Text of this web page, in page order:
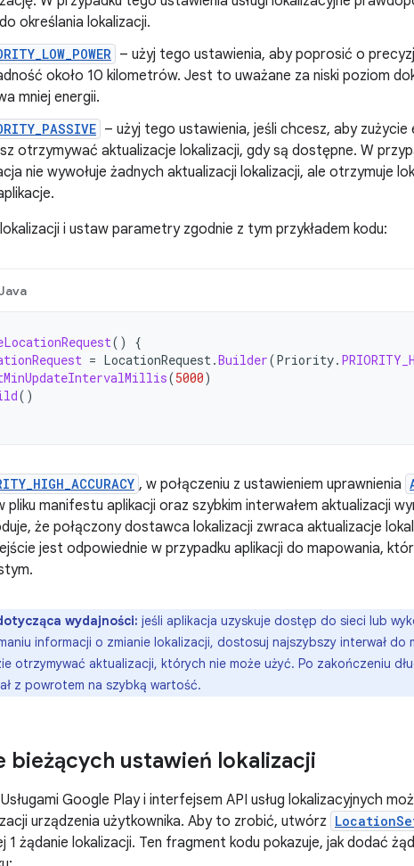
określania lokalizacji.
– użyj tego ustawienia, aby poprosić o
około 10 kilometrów. Jest to uważane za niski poziom
mniej energii.
– użyj tego ustawienia, jeśli chcesz, aby zużycie
otrzymywać aktualizacje lokalizacji, gdy są dostępne. W
nie wywołuje żadnych aktualizacji lokalizacji, ale otrzymuje
i ustaw parametry zgodnie z tym przykładem kodu:
()
{
= LocationRequest.Builder(Priority.
(5000)
()
, w połączeniu z ustawieniem uprawnienia
pliku manifestu aplikacji oraz szybkim interwałem aktualizacji
że połączony dostawca lokalizacji zwraca aktualizacje
jest odpowiednie w przypadku aplikacji do mapowania,
wydajności: jeśli aplikacja uzyskuje dostęp do sieci lub
informacji o zmianie lokalizacji, dostosuj najszybszy interwał do
otrzymywać aktualizacji, których nie może użyć. Po zakończeniu
z powrotem na szybką wartość.
bieżących ustawień lokalizacji
Google Play i interfejsem API usług lokalizacyjnych
urządzenia użytkownika. Aby to zrobić, utwórz
1 żądanie lokalizacji. Ten fragment kodu pokazuje, jak dodać